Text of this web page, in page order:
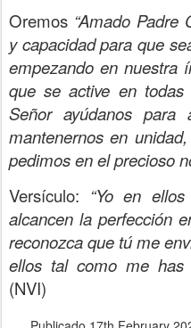
Oremos “Amado Padre
y capacidad para que
empezando en nuestra
que se active en
Señor ayúdanos para
mantenernos en
pedimos en el precioso
Versículo: “Yo en
alcancen la perfección
reconozca que tú me
ellos tal como me has
(NVI)